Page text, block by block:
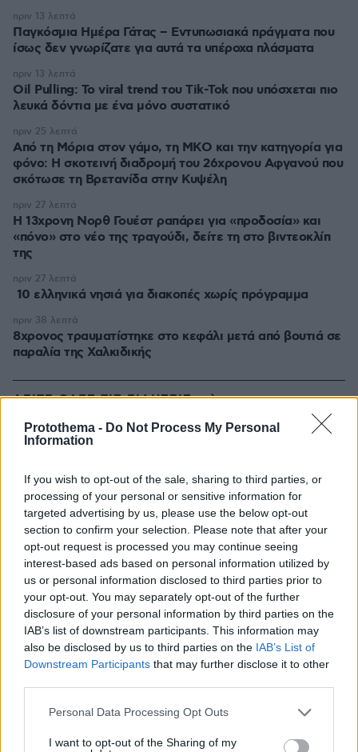
Protothema - Do Not Process My Personal
Information
If you wish to opt-out of the sale, sharing to third parties, or
processing of your personal or sensitive information for
targeted advertising by us, please use the below opt-out
section to confirm your selection. Please note that after your
opt-out request is processed you may continue seeing
interest-based ads based on personal information utilized by
us or personal information disclosed to third parties prior to
your opt-out. You may separately opt-out of the further
disclosure of your personal information by third parties on the
IAB’s list of downstream participants. This information may
also be disclosed by us to third parties on the IAB’s List of
Downstream Participants that may further disclose it to other
Please note that this website/app uses one or more Google
not limited to your visit or usage behaviour. You may click to
Personal Data Processing Opt Outs
I want to opt-out of the Sharing of my
Παγκόσμια Ημέρα Γάτας – Εντυπωσιακά πράγματα που
ίσως δεν γνωρίζατε για αυτά τα υπέροχα πλάσματα
πριν 13 λεπτά
Oil Pulling: To viral trend του Tik-Tok που υπόσχεται πιο
λευκά δόντια με ένα μόνο συστατικό
πριν 13 λεπτά
Από τη Μόρια στον γάμο, τη ΜΚΟ και την κατηγορία για
φόνο: Η σκοτεινή διαδρομή του 26χρονου Αφγανού που
σκότωσε τη Βρετανίδα στην Κυψέλη
πριν 25 λεπτά
Η 13χρονη Νορθ Γουέστ ραπάρει για «προδοσία» και
«πόνο» στο νέο της τραγούδι, δείτε τη στο βιντεοκλίπ
της
πριν 27 λεπτά
10 ελληνικά νησιά για διακοπές χωρίς πρόγραμμα
πριν 27 λεπτά
8χρονος τραυματίστηκε στο κεφάλι μετά από βουτιά σε
παραλία της Χαλκιδικής
πριν 38 λεπτά
ΔΕΙΤΕ ΟΛΕΣ ΤΙΣ ΕΙΔΗΣΕΙΣ
ΤΑ ΠΙΟ ΔΗΜΟΦΙΛΗ